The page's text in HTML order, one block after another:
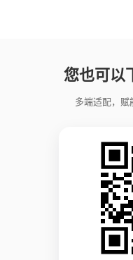
您也可以
多端适配，赋